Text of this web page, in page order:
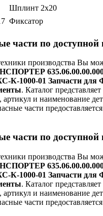
Шплинт 2х20
Фиксатор
части по доступной
производства Вы
К-1000-01 Запчасти
. Каталог
артикул и наименование
части
части по доступной
производства Вы
К-1000-01 Запчасти
. Каталог
артикул и наименование
части